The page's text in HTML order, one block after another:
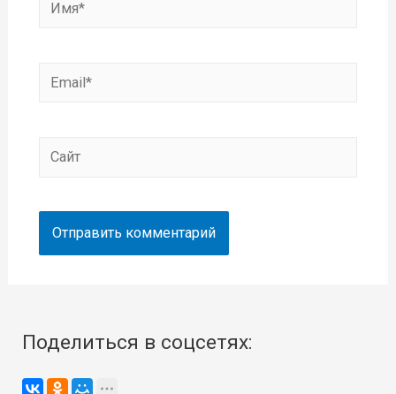
Email*
Сайт
Поделиться в соцсетях: